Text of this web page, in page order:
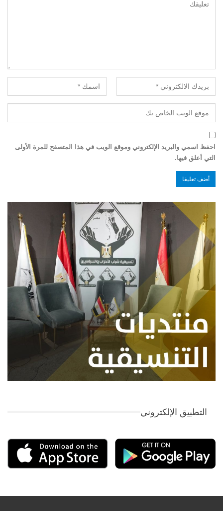
احفظ اسمي والبريد الإلكتروني وموقع الويب في هذا المتصفح للمرة الأولى
التي أعلق فيها.
التطبيق الإلكتروني